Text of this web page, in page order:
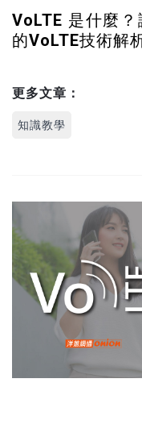
VoLTE 是什麼
的VoLTE技術解
更多文章：
知識教學